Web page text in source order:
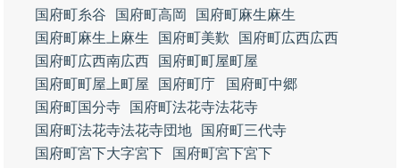
国府町糸谷
国府町高岡
国府町麻生麻生
国府町麻生上麻生
国府町美歎
国府町広西広西
国府町広西南広西
国府町町屋町屋
国府町町屋上町屋
国府町庁
国府町中郷
国府町国分寺
国府町法花寺法花寺
国府町法花寺法花寺団地
国府町三代寺
国府町宮下大字宮下
国府町宮下宮下